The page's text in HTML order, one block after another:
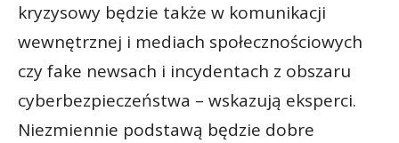
kryzysowy będzie także w komunikacji
wewnętrznej i mediach społecznościowych
czy fake newsach i incydentach z obszaru
cyberbezpieczeństwa – wskazują eksperci.
Niezmiennie podstawą będzie dobre